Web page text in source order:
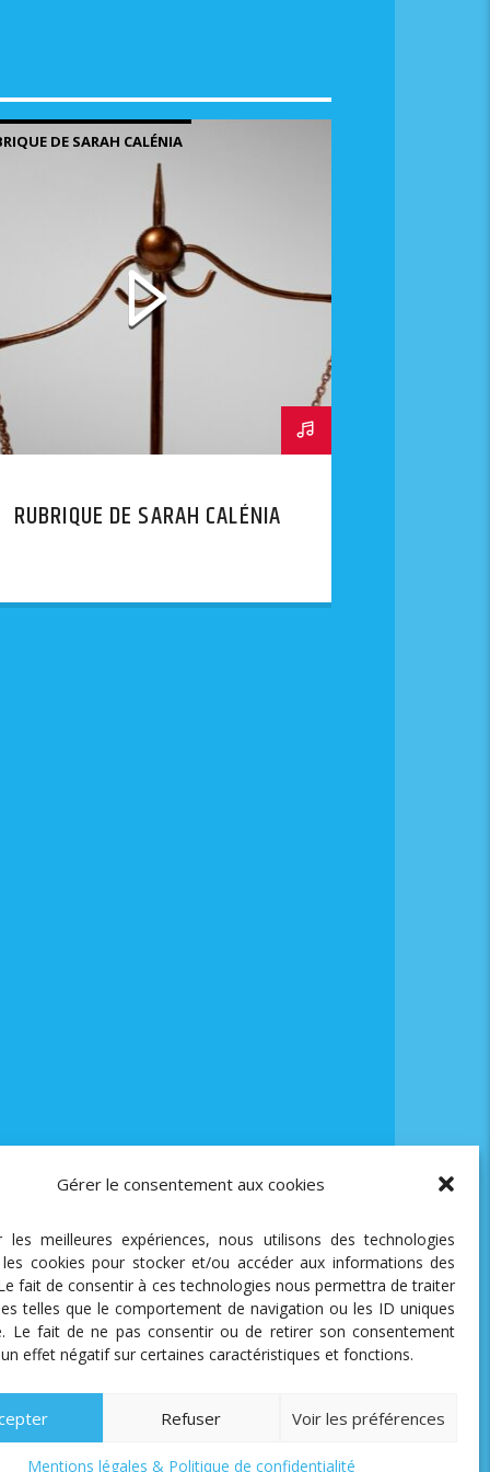
Gérer le consentement aux cookies
les meilleures expériences, nous utilisons des technologies
cookies pour stocker et/ou accéder aux informations des
fait de consentir à ces technologies nous permettra de traiter
telles que le comportement de navigation ou les ID uniques
Le fait de ne pas consentir ou de retirer son consentement
effet négatif sur certaines caractéristiques et fonctions.
Refuser Voir les préférences
Mentions légales & Politique de confidentialité
DE SARAH CALÉNIA
RUBRIQUE DE SARAH CALÉNIA